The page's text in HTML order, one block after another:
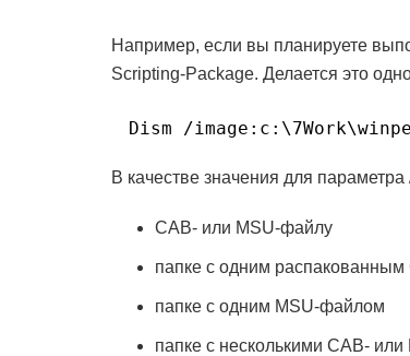
Например, если вы планируете
Scripting-Package. Делается это
Dism /
В качестве значения для
CAB- или MSU-файлу
папке с одним
папке с одним MSU-файлом
папке с несколькими CAB-